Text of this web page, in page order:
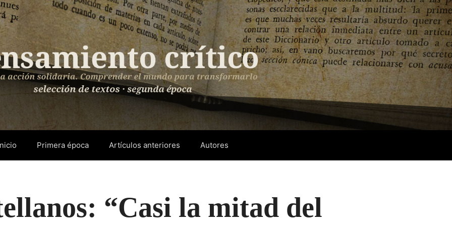
Primera época Artículos anteriores Autores
“Casi la mitad del